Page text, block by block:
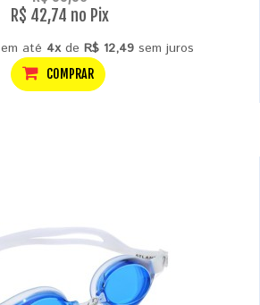
R$ 42,74 no Pix
em até 4xde R$ 12,49 sem juros
COMPRAR